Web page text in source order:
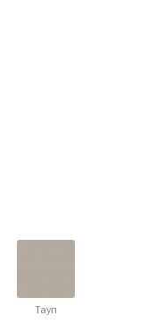
Тауп